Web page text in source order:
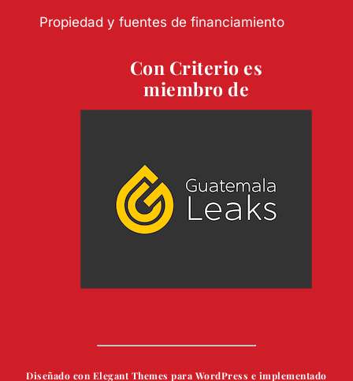
Propiedad y fuentes de financiamiento
Con Criterio es
miembro de
Diseñado con Elegant Themes para WordPress e implementado